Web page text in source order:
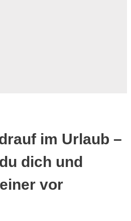
im Urlaub –
dich und
vor